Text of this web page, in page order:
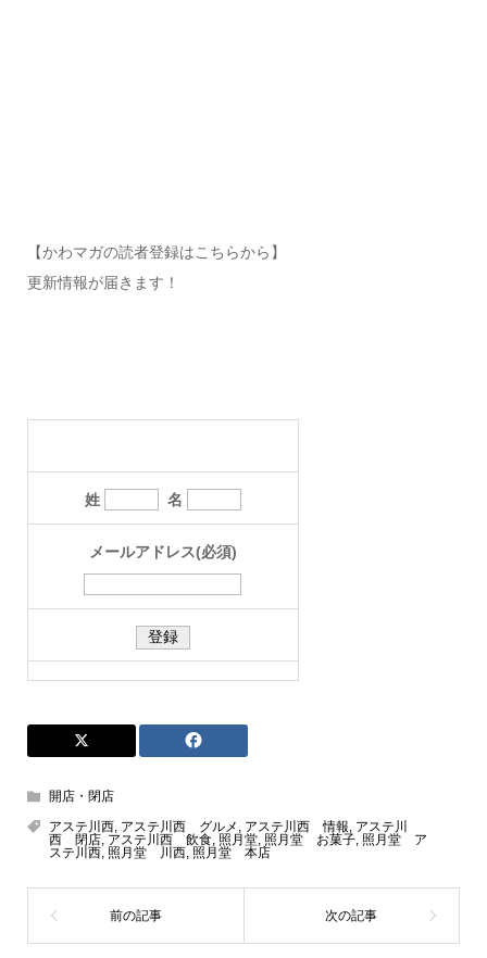
【かわマガの読者登録はこちらから】
更新情報が届きます！
姓 名
メールアドレス(必須)
開店・閉店
アステ川西, アステ川西 グルメ アステ川西 情報 アステ川
西 閉店, アステ川西 飲食, 照月堂, 照月堂 お菓子, 照月堂 ア
ステ川西, 照月堂 川西, 照月堂 本店